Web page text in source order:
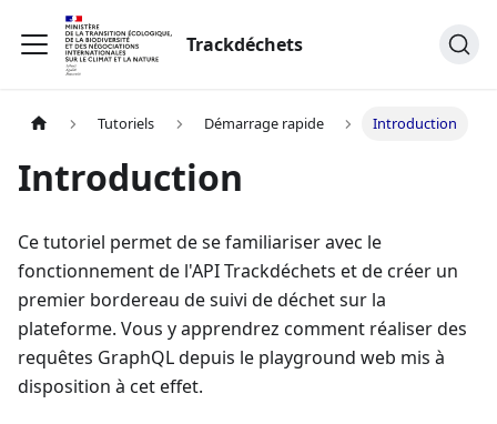
Trackdéchets
Tutoriels Démarrage rapide Introduction
Introduction
Ce tutoriel permet de se familiariser avec le
fonctionnement de l'API Trackdéchets et de créer un
premier bordereau de suivi de déchet sur la
plateforme. Vous y apprendrez comment réaliser des
requêtes GraphQL depuis le playground web mis à
disposition à cet effet.